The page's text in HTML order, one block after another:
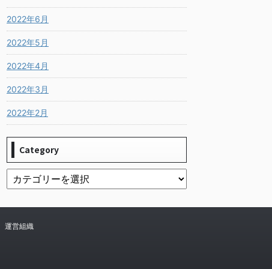
2022年6月
2022年5月
2022年4月
2022年3月
2022年2月
Category
運営組織